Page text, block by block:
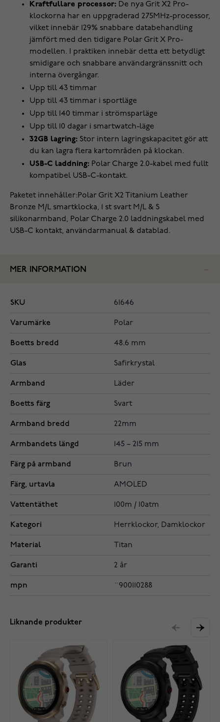
Kraftfullare processor: De nya Grit X2 Pro-
klockorna har en uppgraderad 275MHz-processor,
vilket innebär 129% snabbare databehandling
jämfört med den tidigare Polar Grit X Pro-
modellen. I praktiken innebär detta ett betydligt
smidigare och snabbare användargränssnitt och
interna övergångar.
Upp till 43 timmar
Upp till 43 timmar i sportläge
Upp till 140 timmar i strömsparläge
Upp till 10 dagar i smartwatch-läge
32GB lagring: Stor intern lagringskapacitet gör att
du kan lagra flera kartområden på klockan.
USB-C laddning: Polar Charge 2.0-kabel med fullt
kompatibel USB-C-kontakt.
Paketet innehåller:Polar Grit X2 Titanium Leather
Bronze M/L smartklocka, 1 st svart M/L & S
silikonarmband, Polar Charge 2.0 laddningskabel med
USB-C kontakt, användarmanual & datablad.
MER INFORMATION
SKU 61646
Varumärke Polar
Boetts bredd 48.6 mm
Glas Safirkrystal
Armband Läder
Boetts färg Svart
Armband bredd 22mm
Armbandets längd 145 – 215 mm
Färg på armband Brun
Färg, urtavla AMOLED
Vattentäthet 100m / 10atm
Kategori Herrklockor, Damklockor
Material Titan
Garanti 2 år
mpn ¨900110288
Liknande produkter